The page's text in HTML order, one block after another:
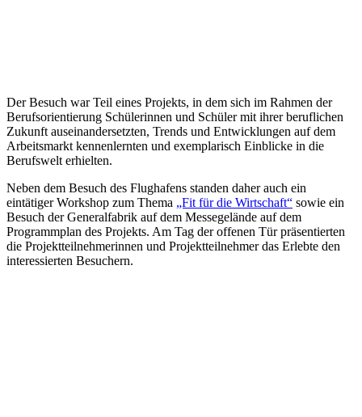
Der Besuch war Teil eines Projekts, in dem sich im Rahmen der
Berufsorientierung Schülerinnen und Schüler mit ihrer beruflichen
Zukunft auseinandersetzten, Trends und Entwicklungen auf dem
Arbeitsmarkt kennenlernten und exemplarisch Einblicke in die
Berufswelt erhielten.
Neben dem Besuch des Flughafens standen daher auch ein
eintätiger Workshop zum Thema „Fit für die Wirtschaft“ sowie ein
Besuch der Generalfabrik auf dem Messegelände auf dem
Programmplan des Projekts. Am Tag der offenen Tür präsentierten
die Projektteilnehmerinnen und Projektteilnehmer das Erlebte den
interessierten Besuchern.